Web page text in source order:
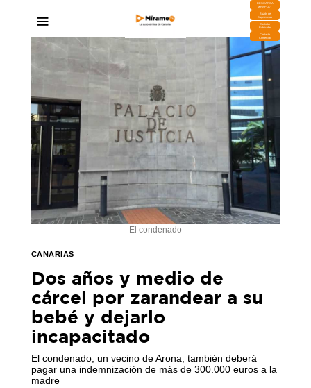
DESCARGA
MIRAPLAY
Buzón de
Sugerencias
Contratar
Publicidad
Contacto
Comercial
El condenado
CANARIAS
Dos años y medio de
cárcel por zarandear a su
bebé y dejarlo
incapacitado
El condenado, un vecino de Arona, también deberá
pagar una indemnización de más de 300.000 euros a la
madre